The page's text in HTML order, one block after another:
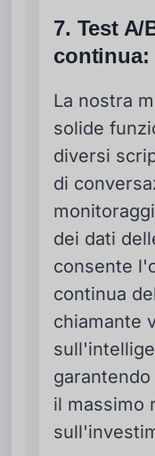
7. Test A/
continua:
La nostra
solide
diversi
di
dei dati
consente
continua
chiamante
il massimo